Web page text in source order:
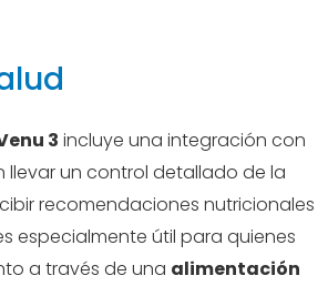
3 incluye una integración con
llevar un control detallado de la
recomendaciones nutricionales
especialmente útil para quienes
a través de una alimentación